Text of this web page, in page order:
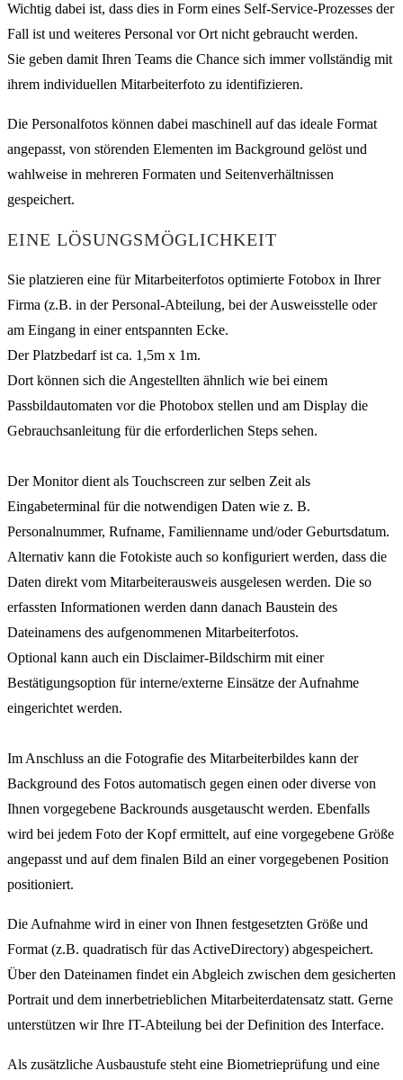
Wichtig dabei ist, dass dies in Form eines Self-Service-Prozesses der
Fall ist und weiteres Personal vor Ort nicht gebraucht werden.
Sie geben damit Ihren Teams die Chance sich immer vollständig mit
ihrem individuellen Mitarbeiterfoto zu identifizieren.
Die Personalfotos können dabei maschinell auf das ideale Format
angepasst, von störenden Elementen im Background gelöst und
wahlweise in mehreren Formaten und Seitenverhältnissen
gespeichert.
EINE LÖSUNGSMÖGLICHKEIT
Sie platzieren eine für Mitarbeiterfotos optimierte Fotobox in Ihrer
Firma (z.B. in der Personal-Abteilung, bei der Ausweisstelle oder
am Eingang in einer entspannten Ecke.
Der Platzbedarf ist ca. 1,5m x 1m.
Dort können sich die Angestellten ähnlich wie bei einem
Passbildautomaten vor die Photobox stellen und am Display die
Gebrauchsanleitung für die erforderlichen Steps sehen.
Der Monitor dient als Touchscreen zur selben Zeit als
Eingabeterminal für die notwendigen Daten wie z. B.
Personalnummer, Rufname, Familienname und/oder Geburtsdatum.
Alternativ kann die Fotokiste auch so konfiguriert werden, dass die
Daten direkt vom Mitarbeiterausweis ausgelesen werden. Die so
erfassten Informationen werden dann danach Baustein des
Dateinamens des aufgenommenen Mitarbeiterfotos.
Optional kann auch ein Disclaimer-Bildschirm mit einer
Bestätigungsoption für interne/externe Einsätze der Aufnahme
eingerichtet werden.
Im Anschluss an die Fotografie des Mitarbeiterbildes kann der
Background des Fotos automatisch gegen einen oder diverse von
Ihnen vorgegebene Backrounds ausgetauscht werden. Ebenfalls
wird bei jedem Foto der Kopf ermittelt, auf eine vorgegebene Größe
angepasst und auf dem finalen Bild an einer vorgegebenen Position
positioniert.
Die Aufnahme wird in einer von Ihnen festgesetzten Größe und
Format (z.B. quadratisch für das ActiveDirectory) abgespeichert.
Über den Dateinamen findet ein Abgleich zwischen dem gesicherten
Portrait und dem innerbetrieblichen Mitarbeiterdatensatz statt. Gerne
unterstützen wir Ihre IT-Abteilung bei der Definition des Interface.
Als zusätzliche Ausbaustufe steht eine Biometrieprüfung und eine